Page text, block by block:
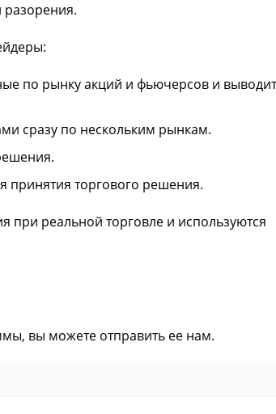
разорения.
по рынку акций и фьючерсов и
сразу по нескольким рынкам.
принятия торгового решения.
реальной торговле и используются
вы можете отправить ее нам.